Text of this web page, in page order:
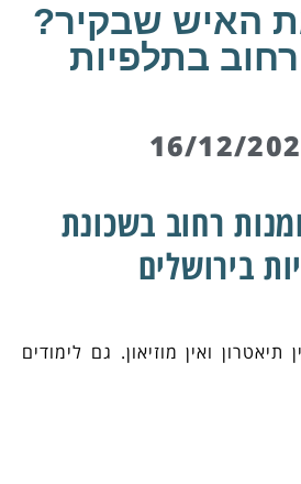
האיש שבקיר?
בתלפיות
16/12/
רחוב בשכונת
בירושלים
תיאטרון ואין מוזיאון. גם לימודים